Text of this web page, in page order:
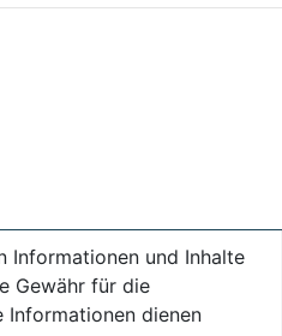
Informationen und Inhalte
Gewähr für die
Informationen dienen